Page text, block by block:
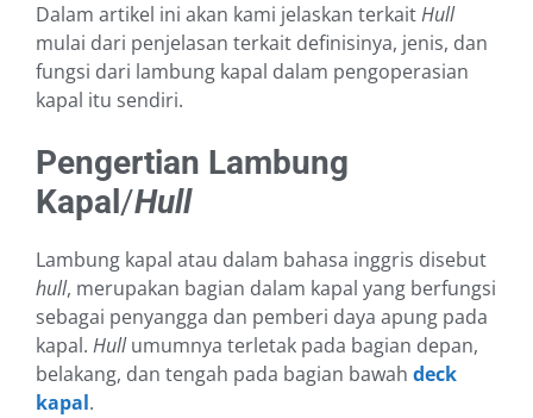
Dalam artikel ini akan kami jelaskan terkaitHull
mulai dari penjelasan terkait definisinya, jenis, dan
fungsi dari lambung kapal dalam pengoperasian
kapal itu sendiri.
Pengertian Lambung
Kapal /Hull
Lambung kapal atau dalam bahasa inggris disebut
hull, merupakan bagian dalam kapal yang berfungsi
sebagai penyangga dan pemberi daya apung pada
kapal. Hullumumnya terletak pada bagian depan,
belakang, dan tengah pada bagian bawah deck
kapal.